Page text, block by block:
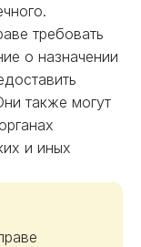
требовать
о назначении
также могут
и иных